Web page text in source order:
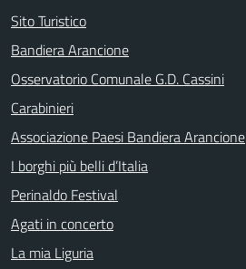
Sito Turistico
Bandiera Arancione
Osservatorio Comunale G.D. Cassini
Carabinieri
Associazione Paesi Bandiera Arancione
I borghi più belli d’Italia
Perinaldo Festival
Agati in concerto
La mia Liguria